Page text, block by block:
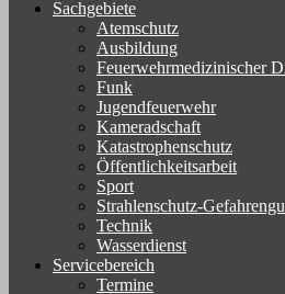
Sachgebiete
Atemschutz
Ausbildung
Feuerwehrmedizinischer
Funk
Jugendfeuerwehr
Kameradschaft
Katastrophenschutz
Öffentlichkeitsarbeit
Sport
Strahlenschutz-
Technik
Wasserdienst
Servicebereich
Termine